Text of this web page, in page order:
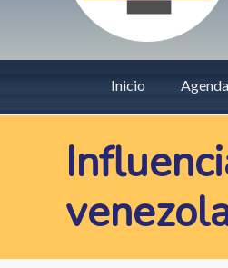
Main
navigation
Inicio Agenda